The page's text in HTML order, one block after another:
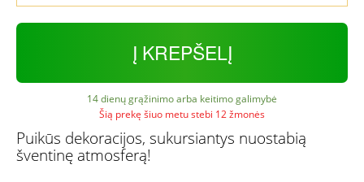
Į KREPŠELĮ
14 dienų grąžinimo arba keitimo galimybė
Šią prekę šiuo metu stebi 12 žmonės
Puikūs dekoracijos, sukursiantys nuostabią
šventinę atmosferą!